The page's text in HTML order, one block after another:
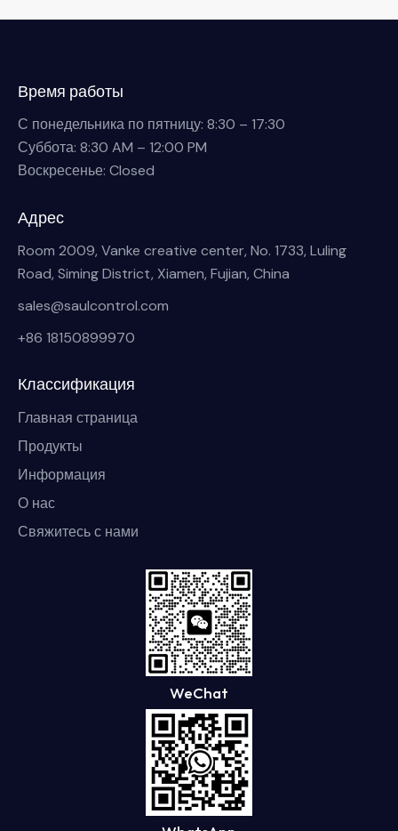
Время работы
С понедельника по пятницу: 8:30 – 17:30
Суббота: 8:30 AM – 12:00 PM
Воскресенье: Closed
Адрес
Room 2009, Vanke creative center, No. 1733, Luling
Road, Siming District, Xiamen, Fujian, China
sales@saulcontrol.com
+86 18150899970
Классификация
Главная страница
Продукты
Информация
О нас
Свяжитесь с нами
WeChat